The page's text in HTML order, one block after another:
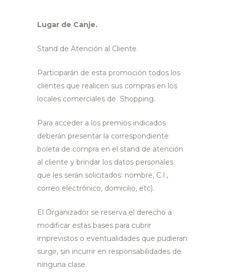
Lugar de Canje.
Stand de Atención al Cliente.
Participarán de esta promoción todos los
clientes que realicen sus compras en los
locales comerciales de Shopping.
Para acceder a los premios indicados
deberán presentar la correspondiente
boleta de compra en el stand de atención
al cliente y brindar los datos personales
que les serán solicitados: nombre, C.I.,
correo electrónico, domicilio, etc).
El Organizador se reserva el derecho a
modificar estas bases para cubrir
imprevistos o eventualidades que pudieran
surgir, sin incurrir en responsabilidades de
ninguna clase.